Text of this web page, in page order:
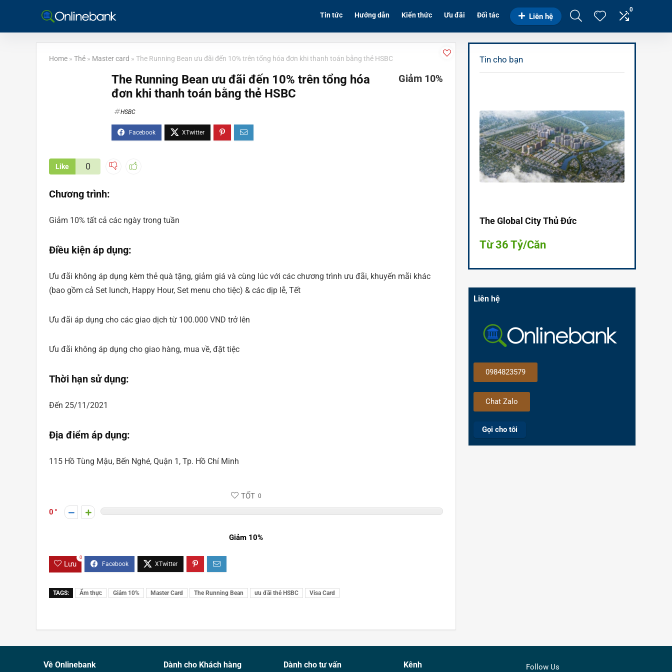
Tin tức Hướng dẫn Kiến thức Ưu đãi Đối tác Liên hệ
0
Home » Thẻ » Master card » The Running Bean ưu đãi đến 10% trên tổng hóa đơn khi thanh toán bằng thẻ HSBC
The Running Bean ưu đãi đến 10% trên tổng hóa
đơn khi thanh toán bằng thẻ HSBC
HSBC
Giảm 10%
Like 0
Chương trình:
Giảm 10% tất cả các ngày trong tuần
Điều kiện áp dụng:
Ưu đãi không áp dụng kèm thẻ quà tặng, giảm giá và cùng lúc với các chương trình ưu đãi, khuyến mãi khác
(bao gồm cả Set lunch, Happy Hour, Set menu cho tiệc) & các dịp lễ, Tết
Ưu đãi áp dụng cho các giao dịch từ 100.000 VND trở lên
Ưu đãi không áp dụng cho giao hàng, mua về, đặt tiệc
Thời hạn sử dụng:
Đến 25/11/2021
Địa điểm áp dụng:
115 Hồ Tùng Mậu, Bến Nghé, Quận 1, Tp. Hồ Chí Minh
TỐT 0
0
Giảm 10%
Lưu
0
TAGS: Ẩm thực Giảm 10% Master Card The Running Bean ưu đãi thẻ HSBC Visa Card
Tin cho bạn
The Global City Thủ Đức
Từ 36 Tỷ/Căn
Liên hệ
0984823579
Chat Zalo
Gọi cho tôi
Về Onlinebank Dành cho Khách hàng Dành cho tư vấn Kênh Follow Us